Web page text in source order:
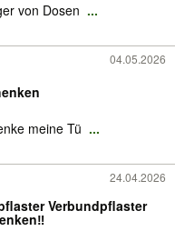
von Dosen ...
04.05.2026
meine Tü ...
24.04.2026
Verbundpflaster